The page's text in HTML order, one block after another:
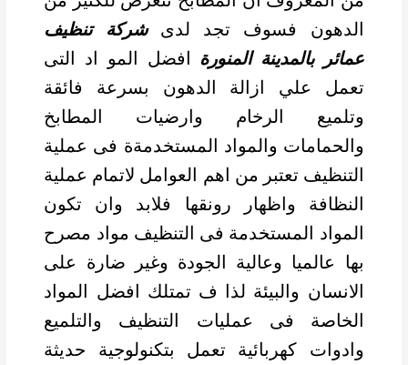
الدهون فسوف تجد لدىشركة تنظيف
عمائر بالمدينة المنورة افضل المو اد التى
تعمل علي ازالة الدهون بسرعة فائقة
وتلميع الرخام وارضيات المطابخ
والحمامات والمواد المستخدمةة فى عملية
التنظيف تعتبر من اهم العوامل لاتمام عملية
النظافة واظهار رونقها فلابد وان تكون
المواد المستخدمة فى التنظيف مواد مصرح
بها عالميا وعالية الجودة وغير ضارة على
الانسان والبيئة لذا ف تمتلك افضل المواد
الخاصة فى عمليات التنظيف والتلميع
وادوات كهربائية تعمل بتكنولوجية حديثة